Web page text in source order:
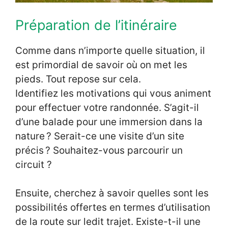
Préparation de l’itinéraire
Comme dans n’importe quelle situation, il
est primordial de savoir où on met les
pieds. Tout repose sur cela.
Identifiez les motivations qui vous animent
pour effectuer votre randonnée. S’agit-il
d’une balade pour une immersion dans la
nature ? Serait-ce une visite d’un site
précis ? Souhaitez-vous parcourir un
circuit ?
Ensuite, cherchez à savoir quelles sont les
possibilités offertes en termes d’utilisation
de la route sur ledit trajet. Existe-t-il une